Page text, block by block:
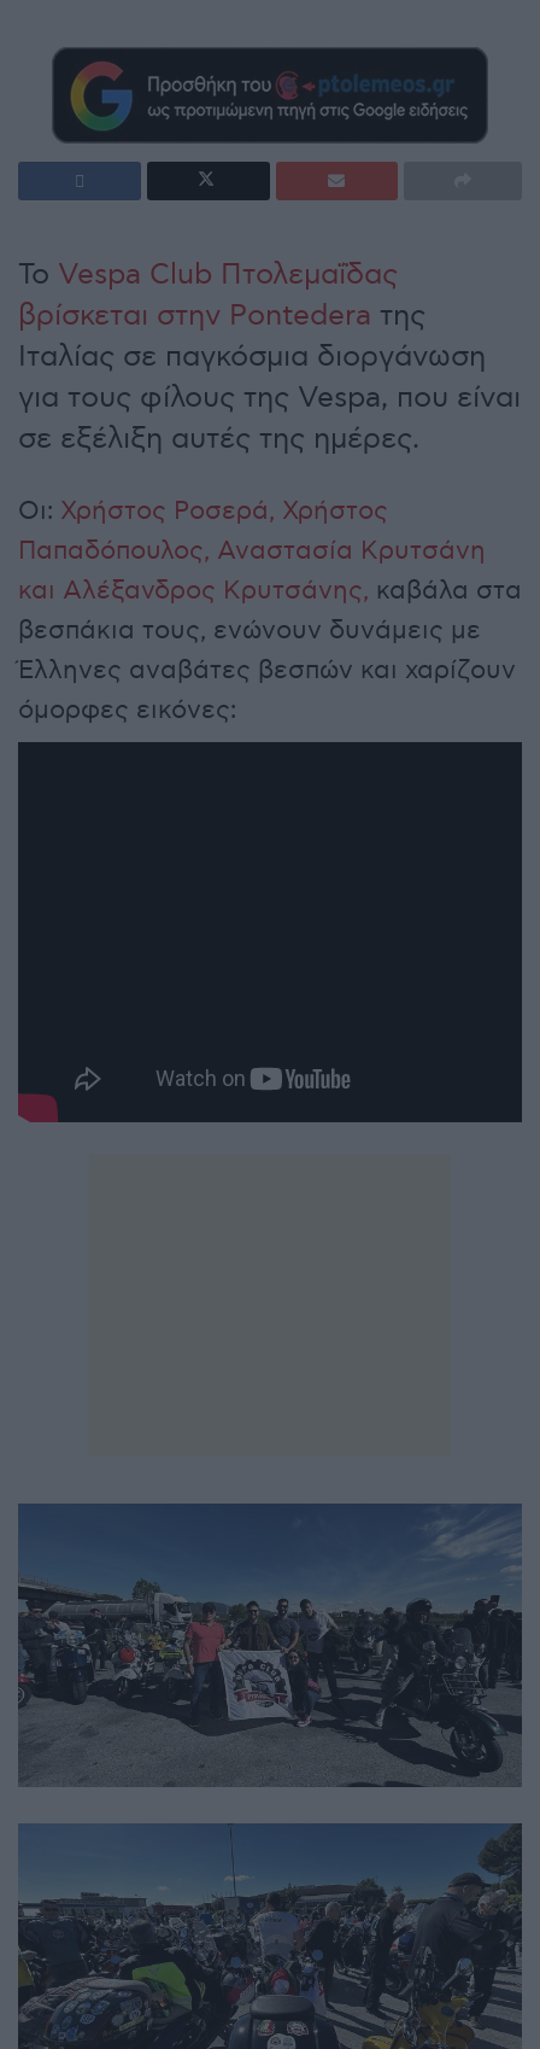
Το Vespa Club Πτολεμαΐδας
βρίσκεται στην Pontedera της
Ιταλίας σε παγκόσμια διοργάνωση
για τους φίλους της Vespa, που είναι
σε εξέλιξη αυτές της ημέρες.
Οι: Χρήστος Ροσερά, Χρήστος
Παπαδόπουλος, Αναστασία Κρυτσάνη
και Αλέξανδρος Κρυτσάνης, καβάλα στα
βεσπάκια τους, ενώνουν δυνάμεις με
Έλληνες αναβάτες βεσπών και χαρίζουν
όμορφες εικόνες: